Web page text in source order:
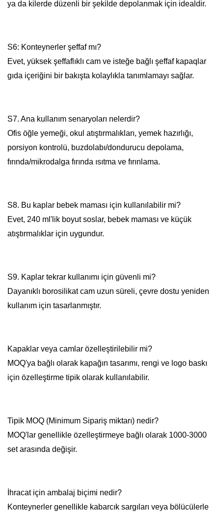
ya da kilerde düzenli bir şekilde depolanmak için idealdir.
S6: Konteynerler şeffaf mı?
Evet, yüksek şeffaflıklı cam ve isteğe bağlı şeffaf kapaqlar
gıda içeriğini bir bakışta kolaylıkla tanımlamayı sağlar.
S7. Ana kullanım senaryoları nelerdir?
Ofis öğle yemeği, okul atıştırmalıkları, yemek hazırlığı,
porsiyon kontrolü, buzdolabı/dondurucu depolama,
fırında/mikrodalga fırında ısıtma ve fırınlama.
S8. Bu kaplar bebek maması için kullanılabilir mi?
Evet, 240 ml'lik boyut soslar, bebek maması ve küçük
atıştırmalıklar için uygundur.
S9. Kaplar tekrar kullanımı için güvenli mi?
Dayanıklı borosilikat cam uzun süreli, çevre dostu yeniden
kullanım için tasarlanmıştır.
Kapaklar veya camlar özelleştirilebilir mi?
MOQ'ya bağlı olarak kapağın tasarımı, rengi ve logo baskı
için özelleştirme tipik olarak kullanılabilir.
Tipik MOQ (Minimum Sipariş miktarı) nedir?
MOQ'lar genellikle özelleştirmeye bağlı olarak 1000-3000
set arasında değişir.
İhracat için ambalaj biçimi nedir?
Konteynerler genellikle kabarcık sargıları veya bölücülerle